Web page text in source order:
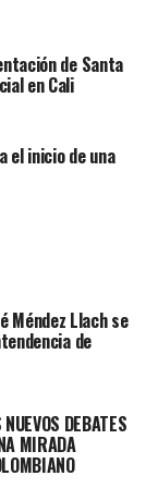
de Santa
en Cali
el inicio de una
Méndez Llach se
de
DEBATES
MIRADA